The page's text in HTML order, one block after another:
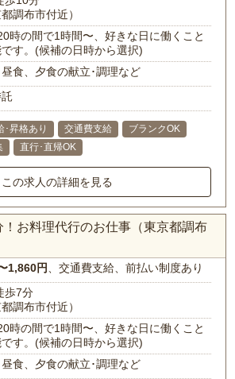
都調布市付近）
時の間で1時間〜、好きな日に働くこと
す。(候補の日時から選択)
食、夕食の献立･調理など
･昇格あり 交通費支給
ブランクOK
直行･直帰OK
この求人の詳細を見る
お料理代行のお仕事（東京都調布
1,860円 、交通費支給、前払い制度あり
歩7分
都調布市付近）
時の間で1時間〜、好きな日に働くこと
す。(候補の日時から選択)
食、夕食の献立･調理など